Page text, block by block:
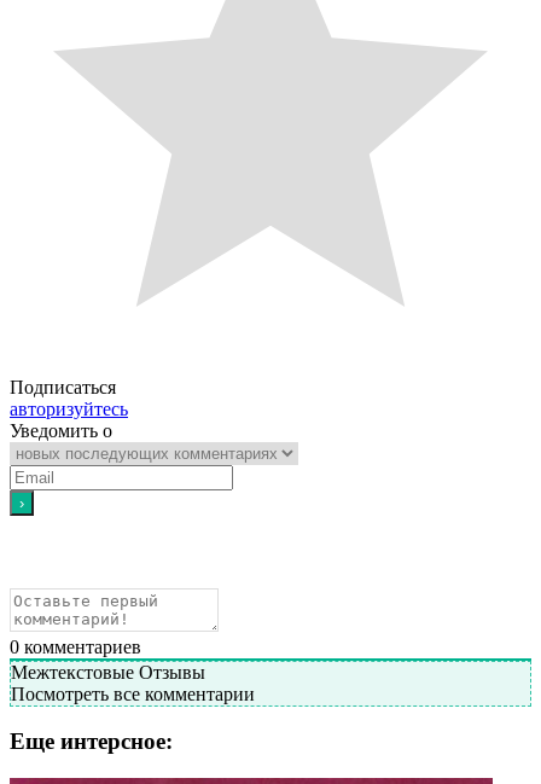
Подписаться
авторизуйтесь
Уведомить о
0 комментариев
Межтекстовые Отзывы
Посмотреть все комментарии
Еще интерсное: